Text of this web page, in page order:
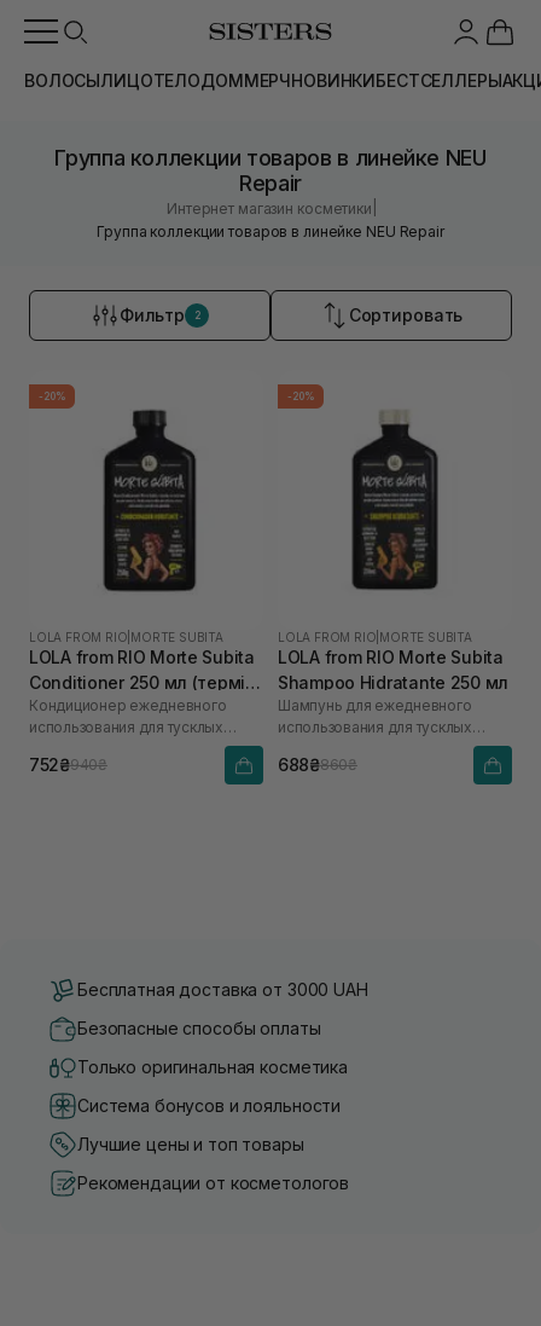
ВОЛОСЫЛИЦОТЕЛОДОММЕРЧНОВИНКИБЕСТСЕЛЛЕРЫ
Группа коллекции товаров в линейке NEU
Repair
Интернет магазин косметики
Группа коллекции товаров в линейке NEU Repair
Фильтр 2 Сортировать
-20%
LOLA FROM RIO MORTE SUBITA
LOLA from RIO Morte Subita
Conditioner 250 мл (термін
до 12.26р)
Кондиционер ежедневного
использования для тусклых
752₴940₴
-20%
LOLA FROM RIO MORTE SUBITA
LOLA from RIO Morte Subita
Shampoo Hidratante 250 мл
Шампунь для ежедневного
использования для тусклых
688₴860₴
Бесплатная доставка от 3000 UAH
Безопасные способы оплаты
Только оригинальная косметика
Система бонусов и лояльности
Лучшие цены и топ товары
Рекомендации от косметологов